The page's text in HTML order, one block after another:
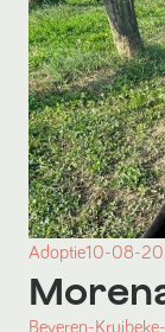
Adoptie10-08-
Beveren-